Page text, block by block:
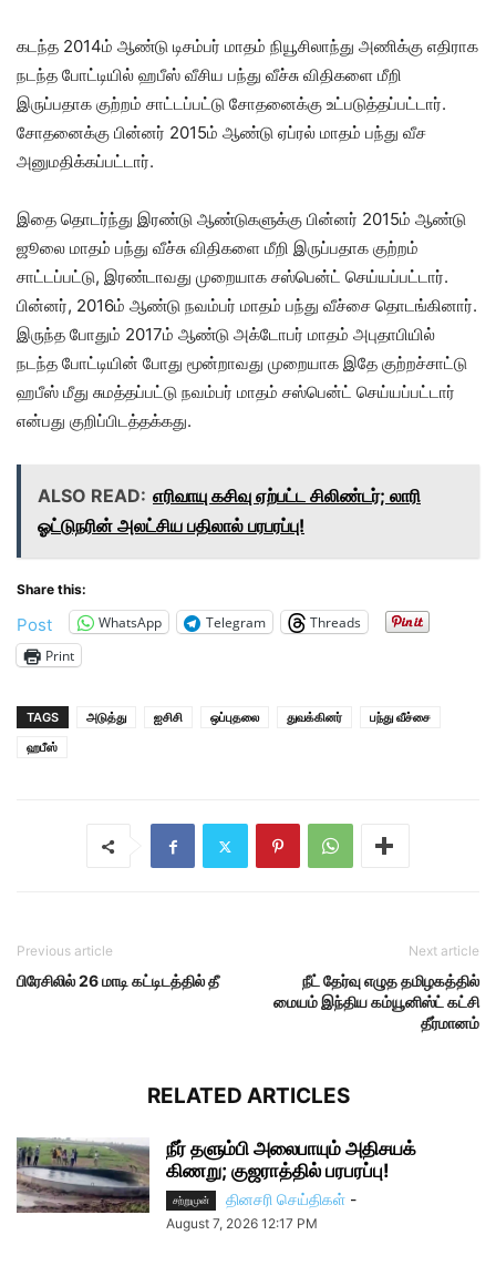
கடந்த 2014ம் ஆண்டு டிசம்பர் மாதம் நியூசிலாந்து அணிக்கு எதிராக
நடந்த போட்டியில் ஹபீஸ் வீசிய பந்து வீச்சு விதிகளை மீறி
இருப்பதாக குற்றம் சாட்டப்பட்டு சோதனைக்கு உட்படுத்தப்பட்டார்.
சோதனைக்கு பின்னர் 2015ம் ஆண்டு ஏப்ரல் மாதம் பந்து வீச
அனுமதிக்கப்பட்டார்.
இதை தொடர்ந்து இரண்டு ஆண்டுகளுக்கு பின்னர் 2015ம் ஆண்டு
ஜூலை மாதம் பந்து வீச்சு விதிகளை மீறி இருப்பதாக குற்றம்
சாட்டப்பட்டு, இரண்டாவது முறையாக சஸ்பென்ட் செய்யப்பட்டார்.
பின்னர், 2016ம் ஆண்டு நவம்பர் மாதம் பந்து வீச்சை தொடங்கினார்.
இருந்த போதும் 2017ம் ஆண்டு அக்டோபர் மாதம் அபுதாபியில்
நடந்த போட்டியின் போது மூன்றாவது முறையாக இதே குற்றச்சாட்டு
ஹபீஸ் மீது சுமத்தப்பட்டு நவம்பர் மாதம் சஸ்பென்ட் செய்யப்பட்டார்
என்பது குறிப்பிடத்தக்கது.
ALSO READ: எரிவாயு கசிவு ஏற்பட்ட சிலிண்டர்; லாரி
ஓட்டுநரின் அலட்சிய பதிலால் பரபரப்பு!
Share this:
Post WhatsApp Telegram
Threads
Print
TAGS அடுத்து ஐசிசி ஒப்புதலை துவக்கினர்
பந்து வீச்சை
ஹபீஸ்
Previous article
பிரேசிலில் 26 மாடி கட்டிடத்தில் தீ
Next article
நீட் தேர்வு எழுத தமிழகத்தில்
மையம் இந்திய கம்யூனிஸ்ட் கட்சி
தீர்மானம்
RELATED ARTICLES
நீர் தளும்பி அலைபாயும் அதிசயக்
கிணறு; குஜராத்தில் பரபரப்பு!
சற்றுமுன் தினசரி செய்திகள் -
August 7, 2026 12:17 PM